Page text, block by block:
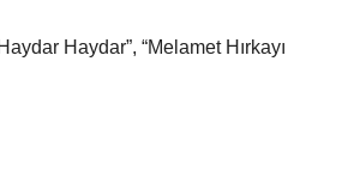
Haydar”, “Melamet Hırkayı